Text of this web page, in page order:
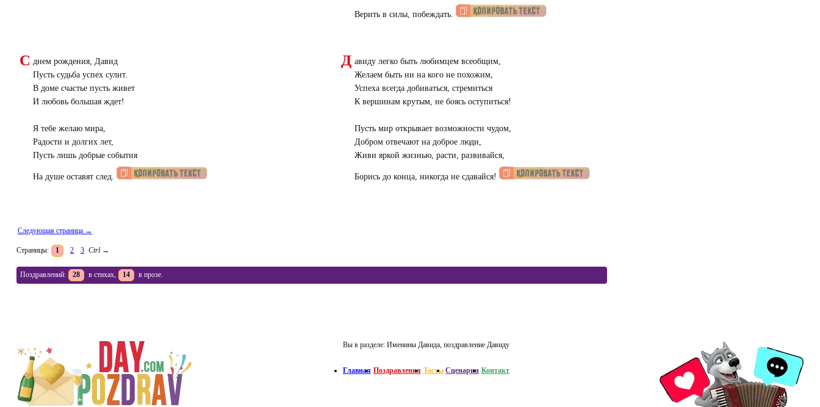
Верить в силы, побеждать.
С днем рождения, Давид
Пусть судьба успех сулит.
В доме счастье пусть живет
И любовь большая ждет!
Я тебе желаю мира,
Радости и долгих лет,
Пусть лишь добрые события
На душе оставят след.
Д авиду легко быть любимцем всеобщим,
Желаем быть ни на кого не похожим,
Успеха всегда добиваться, стремиться
К вершинам крутым, не боясь оступиться!
Пусть мир открывает возможности чудом,
Добром отвечают на доброе люди,
Живи яркой жизнью, расти, развивайся,
Борись до конца, никогда не сдавайся!
Следующая страница →
Страницы: 1 2 3 Ctrl →
Поздравлений: 28 в стихах, 14 в прозе.
Вы в разделе: Именины Давида, поздравление Давиду
Главная Поздравления Тосты Сценарии Контакт